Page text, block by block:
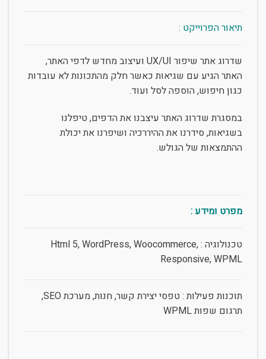
תיאור הפרוייקט :
שדרוג אתר שיפור UX/UI ועיצוב מחדש לדפי האתר,
האתר הגיע עם שגיאות כאשר חלק מהתכונות לא עובדות
כגון חיפוש, הוספה לסל ועוד.
במסגרת שדרוג האתר עיצבנו את הדפים, טיפלנו
בשגיאות, סידרנו את ההיררכיה ושיפרנו את יכולת
ההתמצאות של הגולש.
מפרט ומידע :
טכנולוגיה : Html 5, WordPress, Woocommerce,
Responsive, WPML
תוכנות פעילות : טפסי יצירת קשר, חנות, מערכת SEO,
תרגום שפות WPML